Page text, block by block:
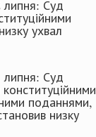
липня: Суд
ухвал
липня: Суд
поданнями,
низку